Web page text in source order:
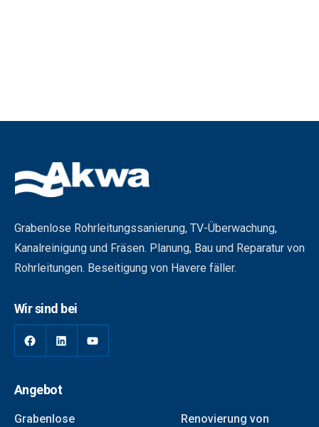
Grabenlose Rohrleitungssanierung, TV-Überwachung,
Kanalreinigung und Fräsen. Planung, Bau und Reparatur von
Rohrleitungen. Beseitigung von Havere fäller.
Wir sind bei
Angebot
Grabenlose
Renovierung von